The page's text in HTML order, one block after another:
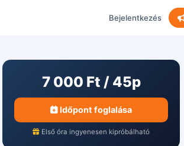
Bejelentkezés
7 000 Ft / 45p
Időpont foglalása
Első óra ingyenesen kipróbálható